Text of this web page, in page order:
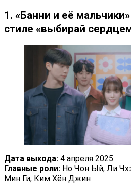
1. «Банни и её
стиле «выбирай
Дата выхода: 4 апреля 2025
Главные роли: Но Чон Ый, Ли
Мин Ги, Ким Хён Джин